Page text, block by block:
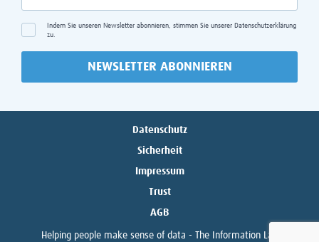
Indem Sie unseren Newsletter abonnieren, stimmen Sie unserer Datenschutzerklärung
zu.
NEWSLETTER ABONNIEREN
Datenschutz
Sicherheit
Impressum
Trust
AGB
Helping people make sense of data - The Information Lab